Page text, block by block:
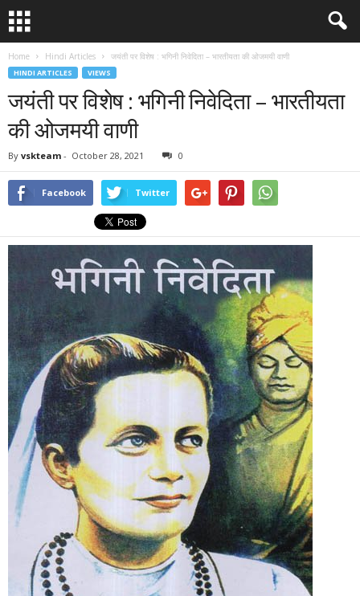
Home Hindi Articles जयंती पर विशेष : भगिनी निवेदिता – भारतीयता की ओजमयी वाणी
HINDI ARTICLES VIEWS
जयंती पर विशेष : भगिनी निवेदिता – भारतीयता
की ओजमयी वाणी
By vskteam - October 28, 2021 0
Facebook Twitter